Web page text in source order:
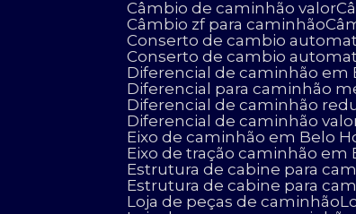
Câmbio de caminhão valor
Câmbio zf para caminhão
Conserto de cambio
Conserto de cambio
Diferencial de caminhão
Diferencial para caminhão
Diferencial de caminhão
Diferencial de caminhão
Eixo de caminhão em Belo
Eixo de tração caminhão
Estrutura de cabine para
Estrutura de cabine para
Loja de peças de caminhão